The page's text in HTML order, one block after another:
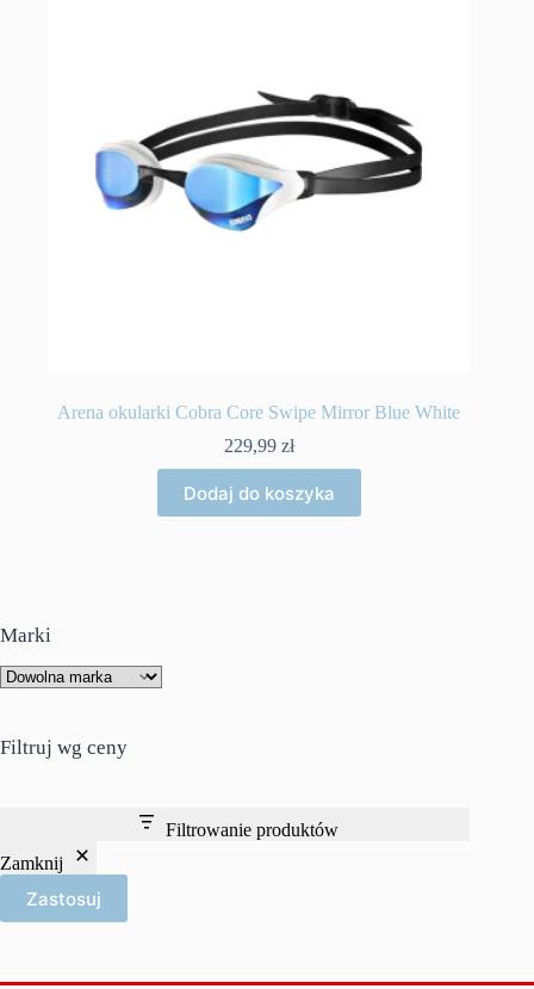
Arena okularki Cobra Core Swipe Mirror Blue White
229,99 zł
Dodaj do koszyka
Marki
Filtruj wg ceny
Filtrowanie produktów
Zamknij
Zastosuj